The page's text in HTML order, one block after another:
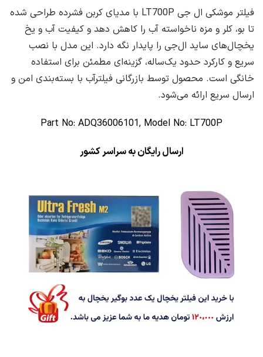
فیلتر موشکی ال‌ جی LT700P با مدیای کربن فشرده طراحی شده
تا بو، کلر و مزه‌ ناخواسته آب را کاهش دهد و کیفیت آب و یخ
یخچال‌های ساید ال‌جی را پایدار نگه دارد. این مدل با نصب
سریع و کارکرد حدود یک‌ساله، گزینه‌ای مطمئن برای استفاده
خانگی است. محصول توسط بازرگانی فیلترآب با بسته‌بندی امن و
ارسال سریع ارائه می‌شود.
Part No: ADQ36006101, Model No: LT700P
ارسال رایگان به سراسر کشور